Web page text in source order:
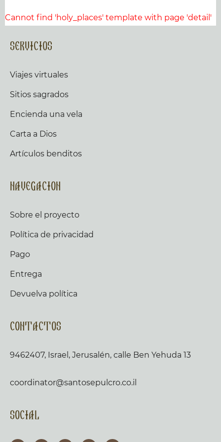
Cannot find 'holy_places' template with page 'detail'
Servicios
Viajes virtuales
Sitios sagrados
Encienda una vela
Carta a Dios
Artículos benditos
Navegacion
Sobre el proyecto
Política de privacidad
Pago
Entrega
Devuelva política
Contactos
9462407, Israel, Jerusalén, calle Ben Yehuda 13
coordinator@santosepulcro.co.il
Social